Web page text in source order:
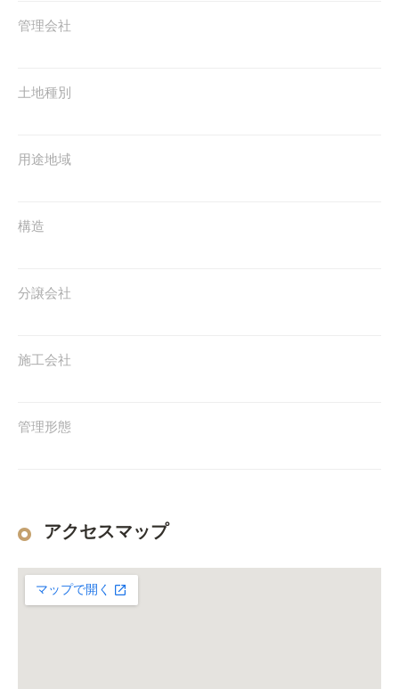
管理会社
土地種別
用途地域
構造
分譲会社
施工会社
管理形態
アクセスマップ